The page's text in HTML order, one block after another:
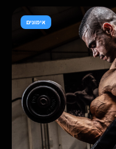
אימונים